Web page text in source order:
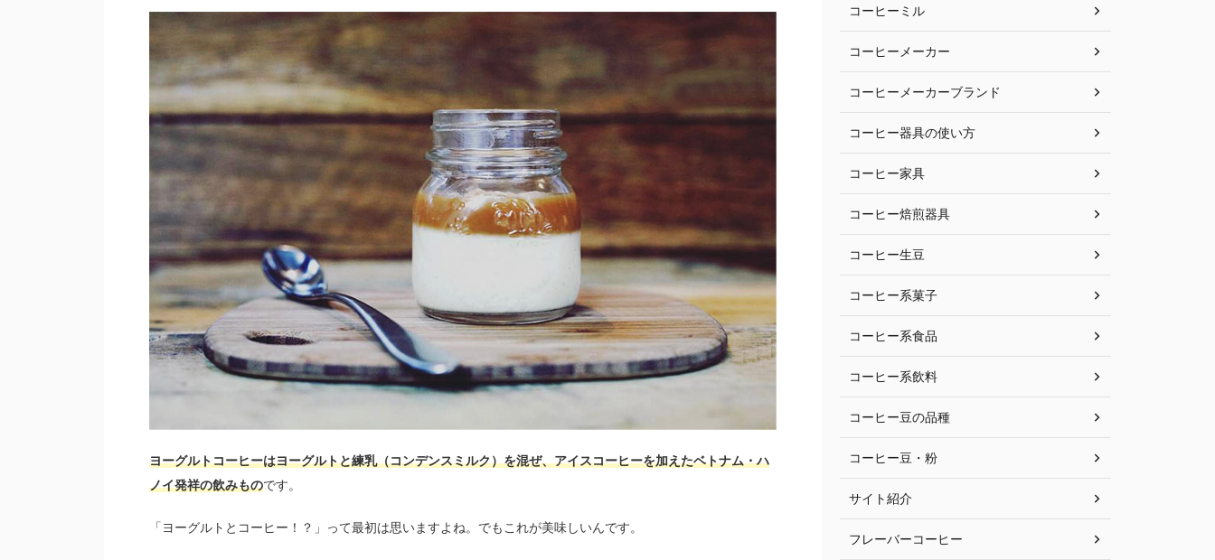
ヨーグルトコーヒーはヨーグルトと練乳（コンデンスミルク）を混ぜ、アイスコーヒーを加えたベトナム・ハ
ノイ発祥の飲みものです。
「ヨーグルトとコーヒー！？」って最初は思いますよね。でもこれが美味しいんです。
コーヒーミル
コーヒーメーカー
コーヒーメーカーブランド
コーヒー器具の使い方
コーヒー家具
コーヒー焙煎器具
コーヒー生豆
コーヒー系菓子
コーヒー系食品
コーヒー系飲料
コーヒー豆の品種
コーヒー豆・粉
サイト紹介
フレーバーコーヒー